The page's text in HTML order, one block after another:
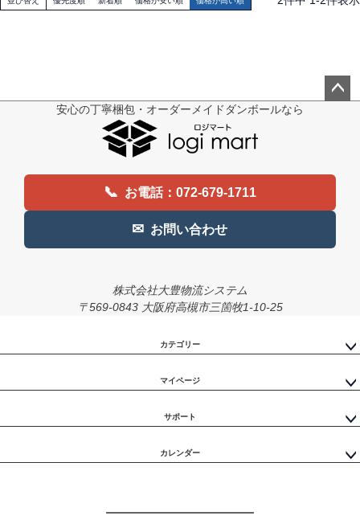
安心の丁寧梱包・オーダーメイドダンボールなら
📞 お電話：072-679-1711
✉ お問い合わせ
株式会社大豊物流システム
〒569-0843 大阪府高槻市三箇牧1-10-25
カテゴリー
マイページ
サポート
カレンダー